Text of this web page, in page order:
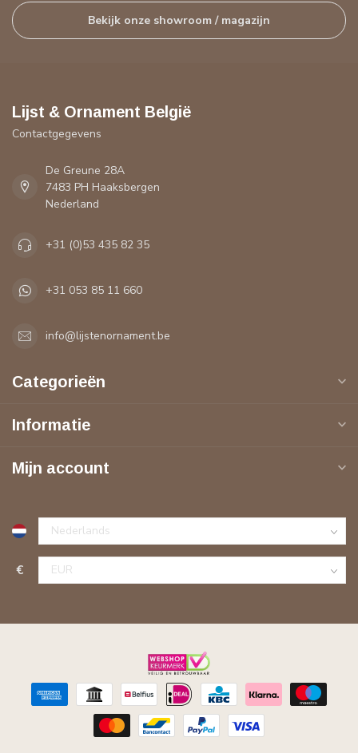
Bekijk onze showroom / magazijn
Lijst & Ornament België
Contactgegevens
De Greune 28A
7483 PH Haaksbergen
Nederland
+31 (0)53 435 82 35
+31 053 85 11 660
info@lijstenornament.be
Categorieën
Informatie
Mijn account
€